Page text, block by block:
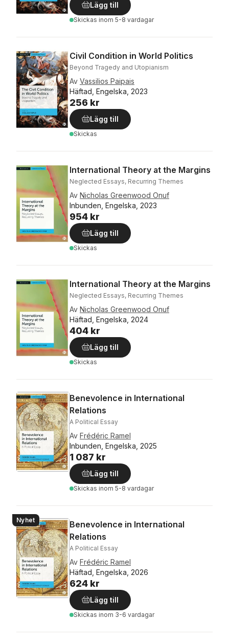
Lägg till
Skickas inom 5-8 vardagar
Civil Condition in World Politics
Beyond Tragedy and Utopianism
Av Vassilios Paipais
Häftad, Engelska, 2023
256 kr
Lägg till
Skickas
International Theory at the Margins
Neglected Essays, Recurring Themes
Av Nicholas Greenwood Onuf
Inbunden, Engelska, 2023
954 kr
Lägg till
Skickas
International Theory at the Margins
Neglected Essays, Recurring Themes
Av Nicholas Greenwood Onuf
Häftad, Engelska, 2024
404 kr
Lägg till
Skickas
Benevolence in International
Relations
A Political Essay
Av Frédéric Ramel
Inbunden, Engelska, 2025
1 087 kr
Lägg till
Skickas inom 5-8 vardagar
Nyhet
Benevolence in International
Relations
A Political Essay
Av Frédéric Ramel
Häftad, Engelska, 2026
624 kr
Lägg till
Skickas inom 3-6 vardagar